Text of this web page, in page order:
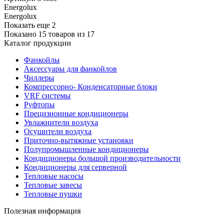
Energolux
Energolux
Показать еще 2
Показано 15 товаров из 17
Каталог продукции
Фанкойлы
Аксессуары для фанкойлов
Чиллеры
Компрессорно- Конденсаторные блоки
VRF системы
Руфтопы
Прецизионные кондиционеры
Увлажнители воздуха
Осушители воздуха
Приточно-вытяжные установки
Полупромышленные кондиционеры
Кондиционеры большой производительности
Кондиционеры для серверной
Тепловые насосы
Тепловые завесы
Тепловые пушки
Полезная информация